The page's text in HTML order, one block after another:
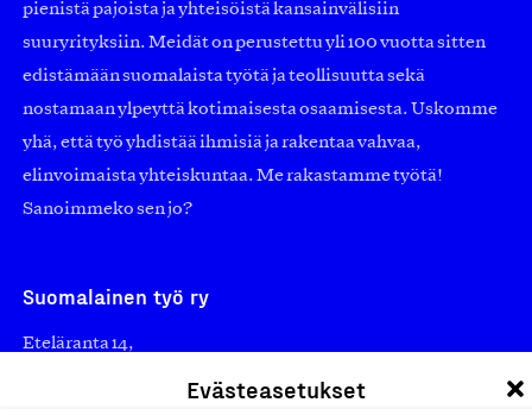
Evästeasetukset
pienistä pajoista ja yhteisöistä kansainvälisiin
suuryrityksiin. Meidät on perustettu yli 100 vuotta sitten
edistämään suomalaista työtä ja teollisuutta sekä
nostamaan ylpeyttä kotimaisesta osaamisesta. Uskomme
yhä, että työ yhdistää ihmisiä ja rakentaa vahvaa,
elinvoimaista yhteiskuntaa. Me rakastamme työtä!
Sanoimmeko sen jo?
Suomalainen työ ry
Eteläranta 14,